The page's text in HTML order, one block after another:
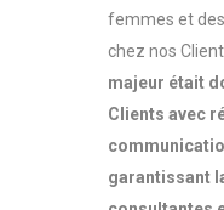
femmes et
chez nos
majeur était
Clients avec
garantissant